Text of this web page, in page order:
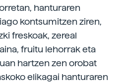
hanturaren
kontsumitzen ziren,
freskoak, zereal
fruitu lehorrak eta
hartzen zen orobat
elikagai hanturaren